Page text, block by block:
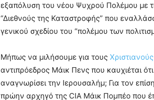
εξαπόλυση του νέου Ψυχρού Πολέμου με
“Διεθνούς της Καταστροφής” που
γενικού σχεδίου του “πολέμου των
Μήπως να μιλήσουμε για τους
αντιπρόεδρος Μάικ Πενς που καυχιέται
αναγνωρίσει την Ιερουσαλήμ; Για τον
πρώην αρχηγό της CIA Μάικ Πομπέο που